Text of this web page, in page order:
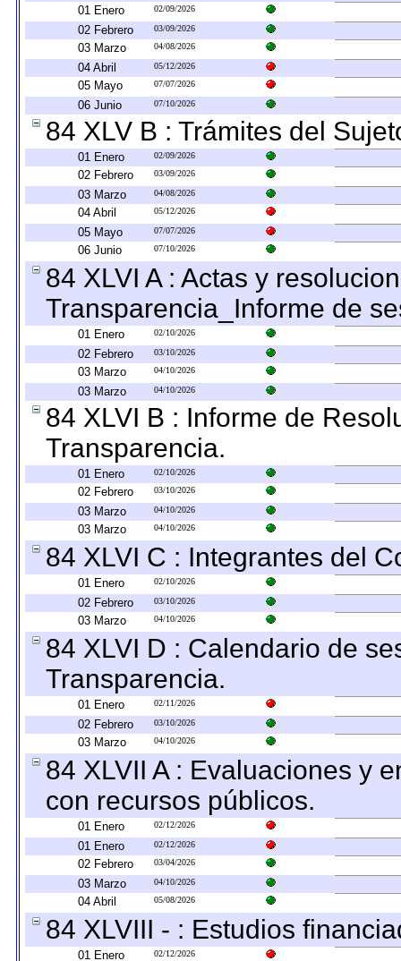
01 Enero 02/09/2026
02 Febrero 03/09/2026
03 Marzo 04/08/2026
04 Abril 05/12/2026
05 Mayo 07/07/2026
06 Junio 07/10/2026
84 XLV B : Trámites del
01 Enero 02/09/2026
02 Febrero 03/09/2026
03 Marzo 04/08/2026
04 Abril 05/12/2026
05 Mayo 07/07/2026
06 Junio 07/10/2026
84 XLVI A : Actas y
Transparencia_Informe de
01 Enero 02/10/2026
02 Febrero 03/10/2026
03 Marzo 04/10/2026
03 Marzo 04/10/2026
84 XLVI B : Informe de
Transparencia.
01 Enero 02/10/2026
02 Febrero 03/10/2026
03 Marzo 04/10/2026
03 Marzo 04/10/2026
84 XLVI C : Integrantes del
01 Enero 02/10/2026
02 Febrero 03/10/2026
03 Marzo 04/10/2026
84 XLVI D : Calendario de
Transparencia.
01 Enero 02/11/2026
02 Febrero 03/10/2026
03 Marzo 04/10/2026
84 XLVII A : Evaluaciones y
con recursos públicos.
01 Enero 02/12/2026
01 Enero 02/12/2026
02 Febrero 03/04/2026
03 Marzo 04/10/2026
04 Abril 05/08/2026
84 XLVIII - : Estudios
01 Enero 02/12/2026